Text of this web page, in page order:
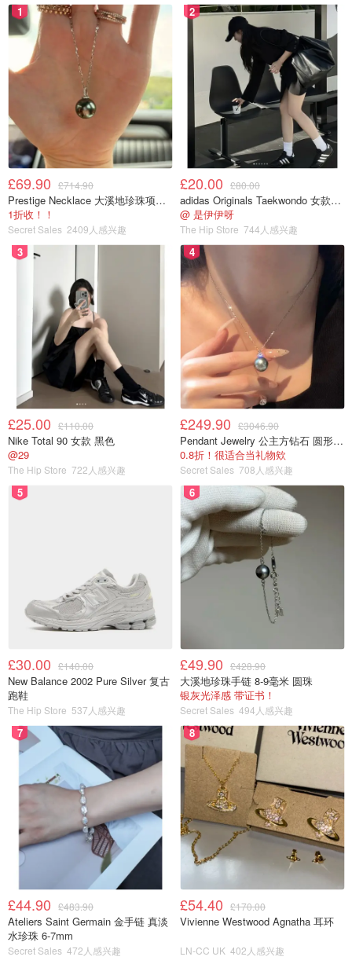
1
£69.90 £714.90
Prestige Necklace 大溪地珍珠项链 10-11mm
1折收！！
Secret Sales 2409人感兴趣
2
£20.00 £80.00
adidas Originals Taekwondo 女款黑色运动鞋
@ 是伊伊呀
The Hip Store 744人感兴趣
3
£25.00 £110.00
Nike Total 90 女款 黑色
@29
The Hip Store 722人感兴趣
4
£249.90 £3046.90
Pendant Jewelry 公主方钻石 圆形大溪地珍珠吊坠 11-12mm
0.8折！很适合当礼物欸
Secret Sales 708人感兴趣
5
£30.00 £140.00
New Balance 2002 Pure Silver 复古
跑鞋
The Hip Store 537人感兴趣
6
£49.90 £428.90
大溪地珍珠手链 8-9毫米 圆珠
银灰光泽感 带证书！
Secret Sales 494人感兴趣
7
£44.90 £483.90
Ateliers Saint Germain 金手链 真淡
水珍珠 6-7mm
Secret Sales 472人感兴趣
8
£54.40 £170.00
Vivienne Westwood Agnatha 耳环
LN-CC UK 402人感兴趣